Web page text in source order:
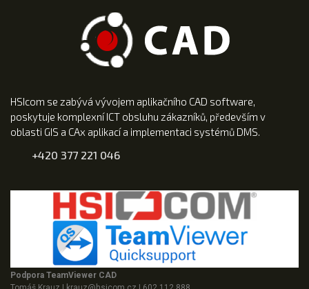
HSIcom se zabývá vývojem aplikačního CAD software,
poskytuje komplexní ICT obsluhu zákazníků, především v
oblasti GIS a CAx aplikací a implementaci systémů DMS.
+420 377 221 046
Podpora TeamViewer CAD